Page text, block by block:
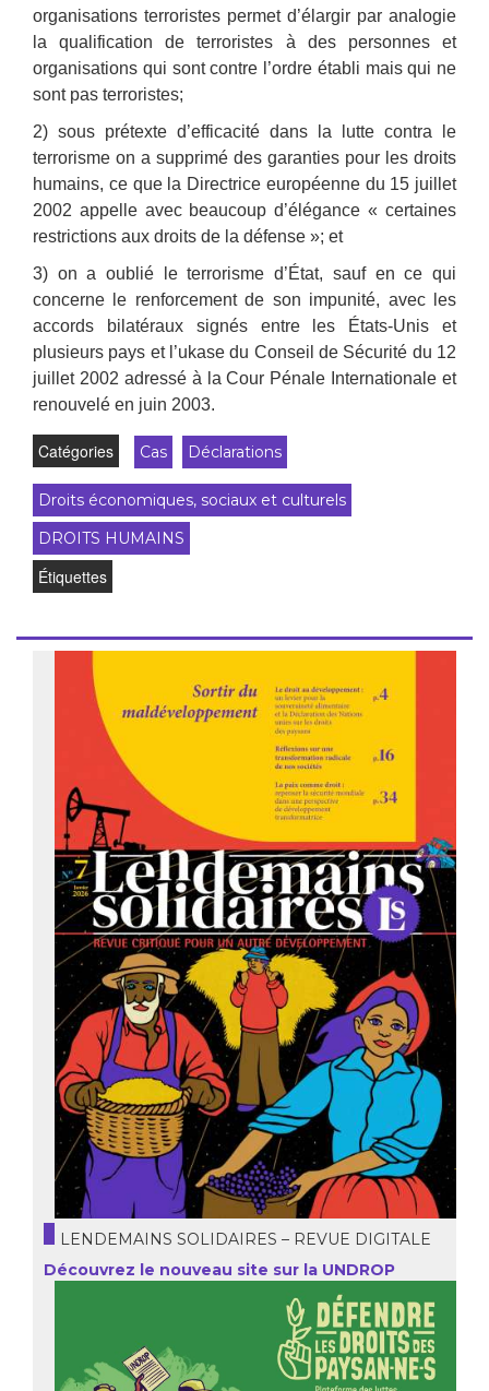
organisations terroristes permet d’élargir par analogie
la qualification de terroristes à des personnes et
organisations qui sont contre l’ordre établi mais qui ne
sont pas terroristes;
2) sous prétexte d’efficacité dans la lutte contra le
terrorisme on a supprimé des garanties pour les droits
humains, ce que la Directrice européenne du 15 juillet
2002 appelle avec beaucoup d’élégance « certaines
restrictions aux droits de la défense »; et
3) on a oublié le terrorisme d’État, sauf en ce qui
concerne le renforcement de son impunité, avec les
accords bilatéraux signés entre les États-Unis et
plusieurs pays et l’ukase du Conseil de Sécurité du 12
juillet 2002 adressé à la Cour Pénale Internationale et
renouvelé en juin 2003.
Catégories Cas Déclarations
Droits économiques, sociaux et culturels
DROITS HUMAINS
Étiquettes
LENDEMAINS SOLIDAIRES – REVUE DIGITALE
Découvrez le nouveau site sur la UNDROP